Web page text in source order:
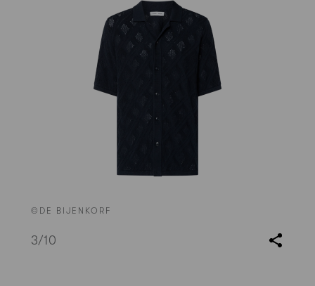
©DE BIJENKORF
3/10